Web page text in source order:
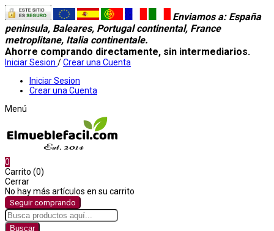
Enviamos a: España
peninsula, Baleares, Portugal continental, France
metroplitane, Italia continentale.
Ahorre comprando directamente, sin intermediarios.
Iniciar Sesion /Crear una Cuenta
Iniciar Sesion
Crear una Cuenta
Menú
0
Carrito (0)
Cerrar
No hay más artículos en su carrito
Seguir comprando
Buscar